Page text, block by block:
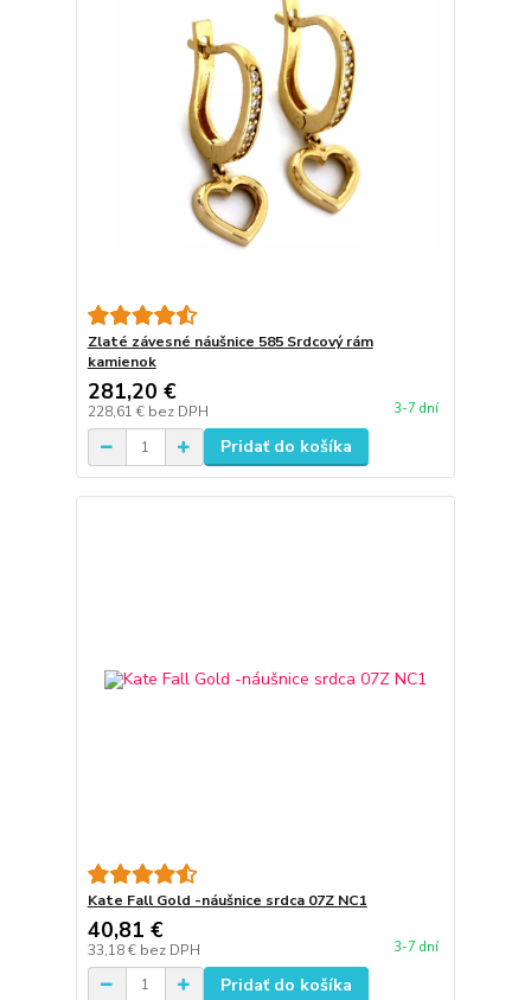
Zlaté závesné náušnice 585 Srdcový rám
kamienok
281,20 €
228,61 € bez DPH 3-7 dní
Pridať do košíka
Kate Fall Gold -náušnice srdca 07Z NC1
40,81 €
33,18 € bez DPH 3-7 dní
Pridať do košíka